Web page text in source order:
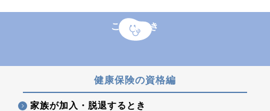
こんなとき
健康保険の資格編
家族が加入・脱退するとき